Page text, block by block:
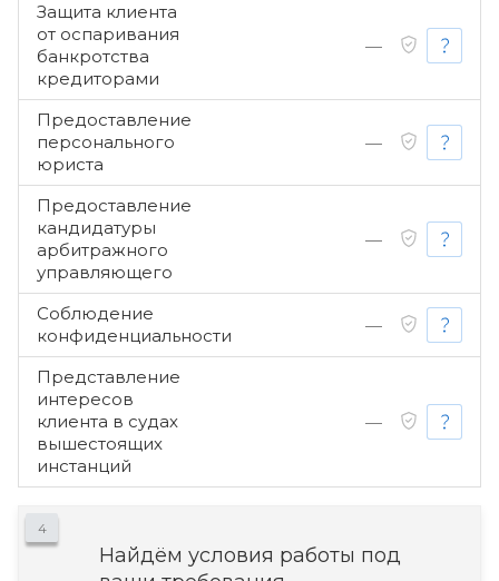
Защита клиента
от оспаривания
банкротства
кредиторами
—
Предоставление
персонального
юриста
—
Предоставление
кандидатуры
арбитражного
управляющего
—
Соблюдение
конфиденциальности
—
Представление
интересов
клиента в судах
вышестоящих
инстанций
—
4
Найдём условия работы под